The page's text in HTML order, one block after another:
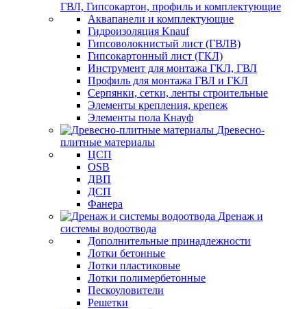
ГВЛ, Гипсокартон, профиль и комплектующие
Аквапанели и комплектующие
Гидроизоляция Knauf
Гипсоволокнистый лист (ГВЛВ)
Гипсокартонный лист (ГКЛ)
Инструмент для монтажа ГКЛ, ГВЛ
Профиль для монтажа ГВЛ и ГКЛ
Серпянки, сетки, ленты строительные
Элементы крепления, крепеж
Элементы пола Кнауф
Древесно-
плитные материалы
ЦСП
OSB
ДВП
ДСП
Фанера
Дренаж и
системы водоотвода
Дополнительные принадлежности
Лотки бетонные
Лотки пластиковые
Лотки полимербетонные
Пескоуловители
Решетки